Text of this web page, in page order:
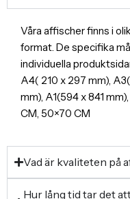
Våra affischer finns i
format. De specifika
individuella
A4( 210 x 297 mm),
mm), A1(594 x 841
CM, 50×70 CM
Vad är kvaliteten på
Hur lång tid tar det